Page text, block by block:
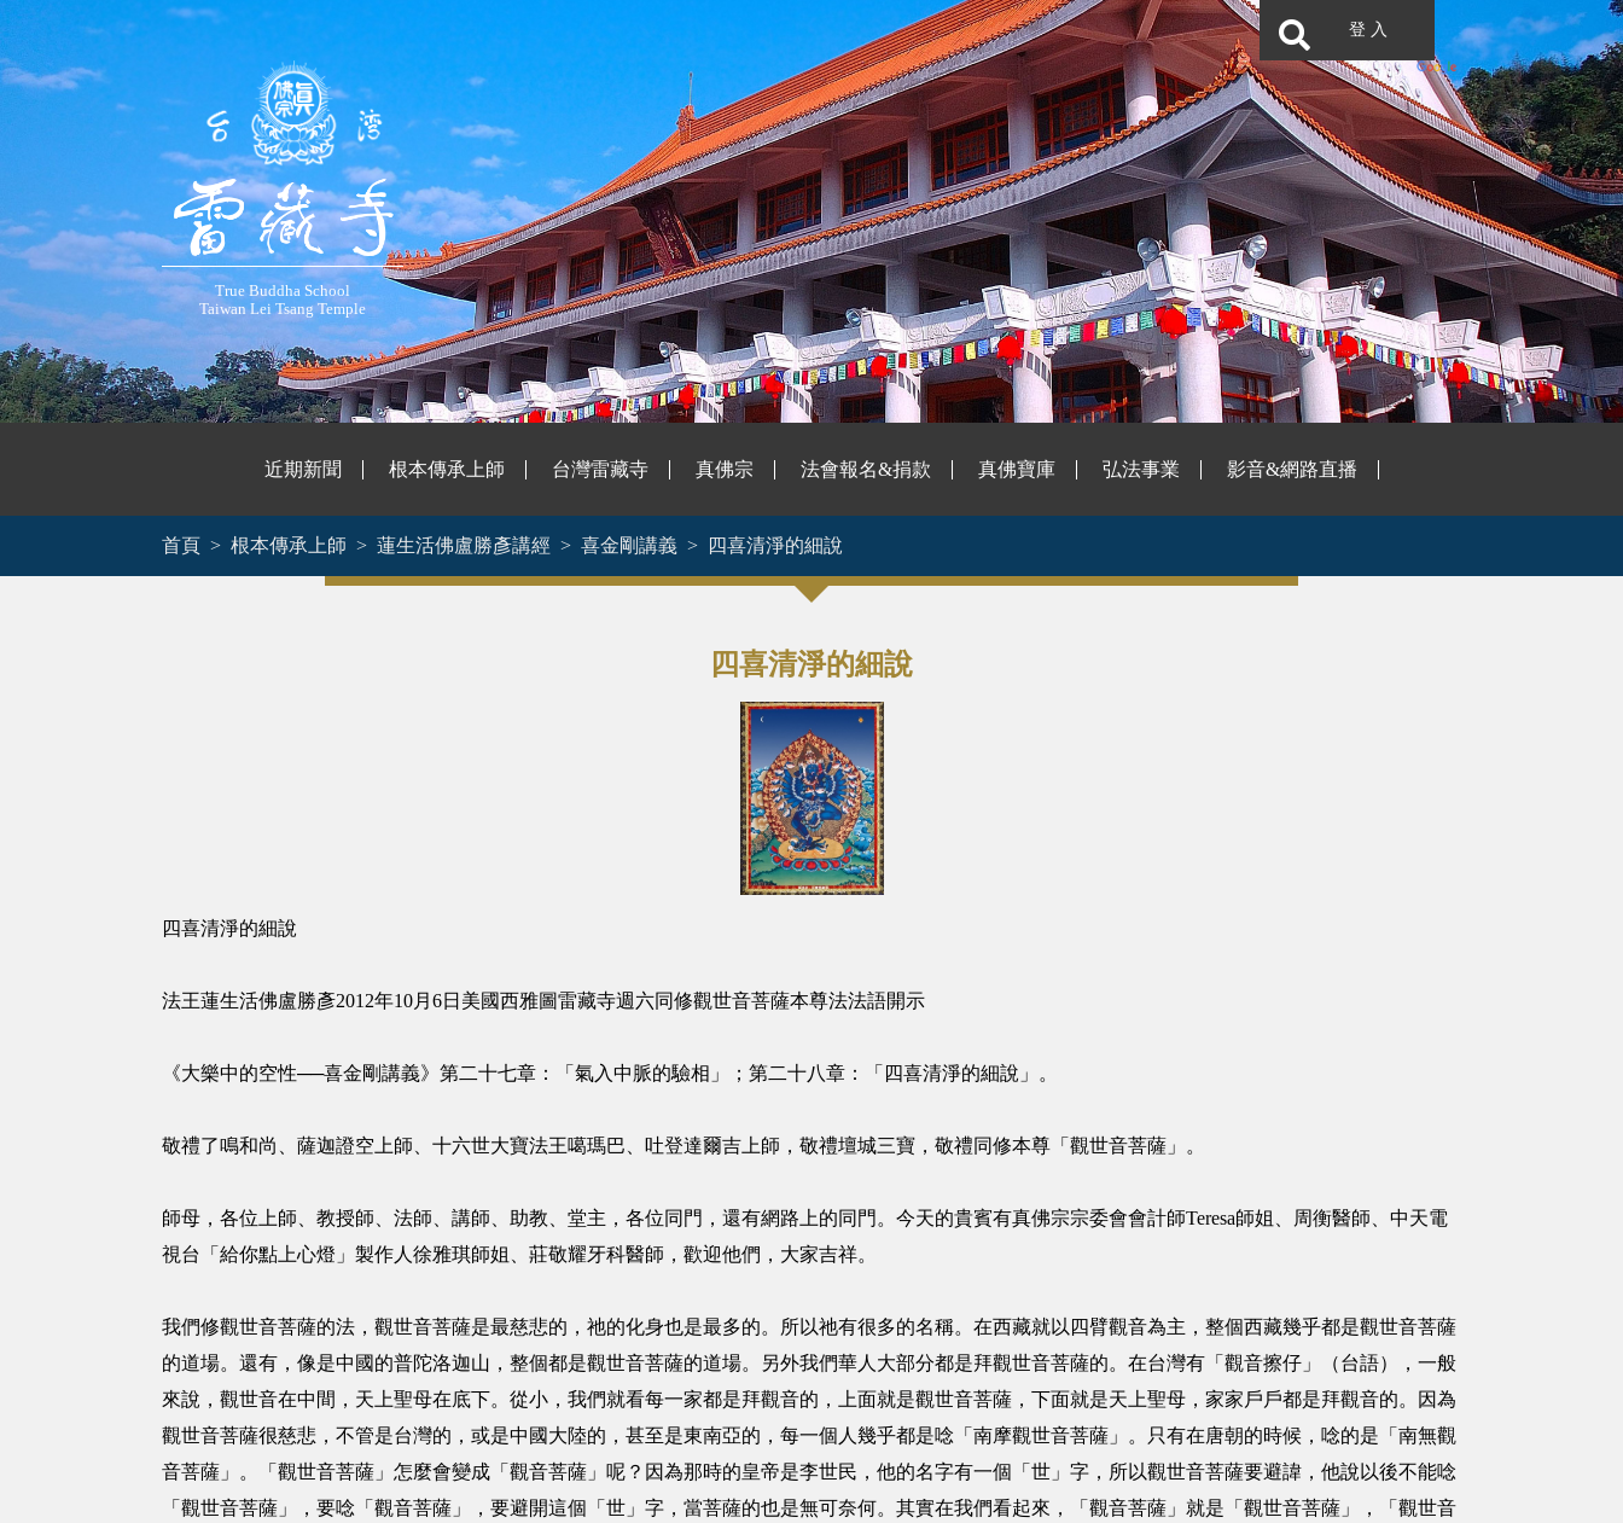
登 入
True Buddha School
Taiwan Lei Tsang Temple
近期新聞 根本傳承上師 台灣雷藏寺 真佛宗 法會報名&捐款 真佛寶庫 弘法事業 影音&網路直播
首頁 根本傳承上師 蓮生活佛盧勝彥講經 喜金剛講義 四喜清淨的細說
四喜清淨的細說
四喜清淨的細說
法王蓮生活佛盧勝彥2012年10月6日美國西雅圖雷藏寺週六同修觀世音菩薩本尊法法語開示
《大樂中的空性──喜金剛講義》第二十七章：「氣入中脈的驗相」；第二十八章：「四喜清淨的細說」。
敬禮了鳴和尚、薩迦證空上師、十六世大寶法王噶瑪巴、吐登達爾吉上師，敬禮壇城三寶，敬禮同修本尊「觀世音菩薩」。
師母，各位上師、教授師、法師、講師、助教、堂主，各位同門，還有網路上的同門。今天的貴賓有真佛宗宗委會會計師Teresa師姐、周衡醫師、中天電
視台「給你點上心燈」製作人徐雅琪師姐、莊敬耀牙科醫師，歡迎他們，大家吉祥。
我們修觀世音菩薩的法，觀世音菩薩是最慈悲的，祂的化身也是最多的。所以祂有很多的名稱。在西藏就以四臂觀音為主，整個西藏幾乎都是觀世音菩薩
的道場。還有，像是中國的普陀洛迦山，整個都是觀世音菩薩的道場。另外我們華人大部分都是拜觀世音菩薩的。在台灣有「觀音擦仔」（台語），一般
來說，觀世音在中間，天上聖母在底下。從小，我們就看每一家都是拜觀音的，上面就是觀世音菩薩，下面就是天上聖母，家家戶戶都是拜觀音的。因為
觀世音菩薩很慈悲，不管是台灣的，或是中國大陸的，甚至是東南亞的，每一個人幾乎都是唸「南摩觀世音菩薩」。只有在唐朝的時候，唸的是「南無觀
音菩薩」。「觀世音菩薩」怎麼會變成「觀音菩薩」呢？因為那時的皇帝是李世民，他的名字有一個「世」字，所以觀世音菩薩要避諱，他說以後不能唸
「觀世音菩薩」，要唸「觀音菩薩」，要避開這個「世」字，當菩薩的也是無可奈何。其實在我們看起來，「觀音菩薩」就是「觀世音菩薩」，「觀世音